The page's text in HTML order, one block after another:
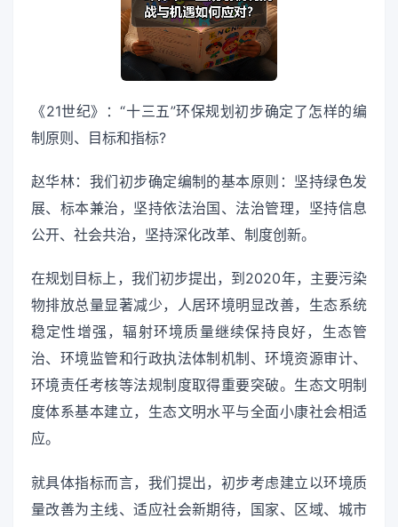
《21世纪》：“十三五”环保规划初步确定了怎样的编
制原则、目标和指标?
赵华林：我们初步确定编制的基本原则：坚持绿色发
展、标本兼治，坚持依法治国、法治管理，坚持信息
公开、社会共治，坚持深化改革、制度创新。
在规划目标上，我们初步提出，到2020年，主要污染
物排放总量显著减少，人居环境明显改善，生态系统
稳定性增强，辐射环境质量继续保持良好，生态管
治、环境监管和行政执法体制机制、环境资源审计、
环境责任考核等法规制度取得重要突破。生态文明制
度体系基本建立，生态文明水平与全面小康社会相适
应。
就具体指标而言，我们提出，初步考虑建立以环境质
量改善为主线、适应社会新期待，国家、区域、城市